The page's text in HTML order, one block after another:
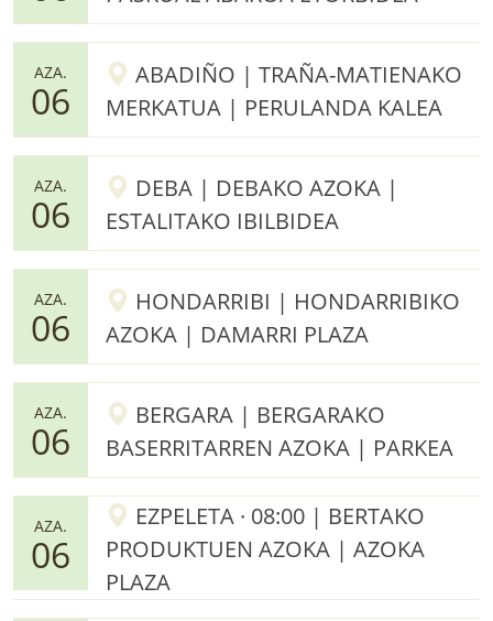
AZA.
06
ABADIÑO | TRAÑA-MATIENAKO
MERKATUA | PERULANDA KALEA
AZA.
06
DEBA | DEBAKO AZOKA |
ESTALITAKO IBILBIDEA
AZA.
06
HONDARRIBI | HONDARRIBIKO
AZOKA | DAMARRI PLAZA
AZA.
06
BERGARA | BERGARAKO
BASERRITARREN AZOKA | PARKEA
AZA.
06
EZPELETA · 08:00 | BERTAKO
PRODUKTUEN AZOKA | AZOKA
PLAZA